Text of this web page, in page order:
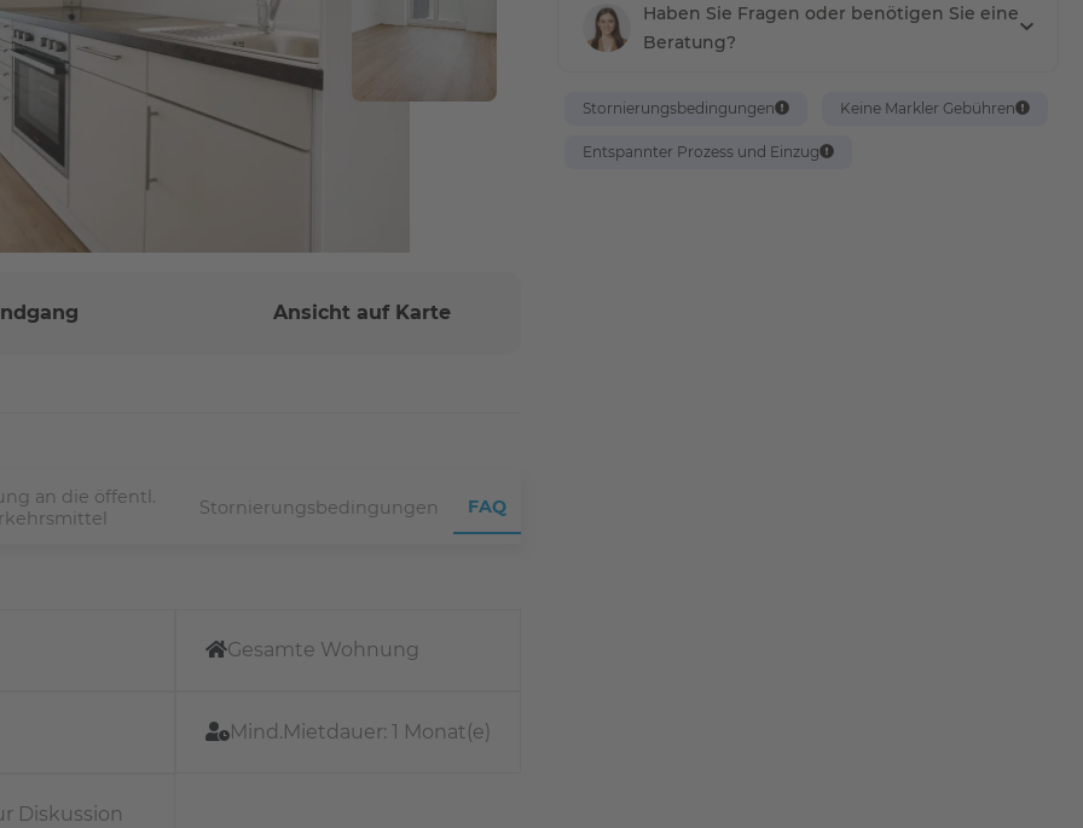
Ansicht auf Karte
an die öffentl.
Stornierungsbedingungen FAQ
Gesamte Wohnung
Mind.Mietdauer: 1 Monat(e)
Diskussion
Haben Sie Fragen oder benötigen Sie eine
Beratung?
Stornierungsbedingungen Keine Markler Gebühren
Entspannter Prozess und Einzug